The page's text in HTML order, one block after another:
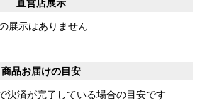
直営店展示
展示はありません
商品お届けの目安
決済が完了している場合の目安です